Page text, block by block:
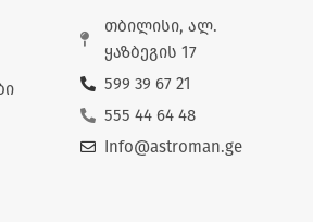
თბილისი, ალ.
ყაზბეგის 17
599 39 67 21
555 44 64 48
Info@astroman.ge